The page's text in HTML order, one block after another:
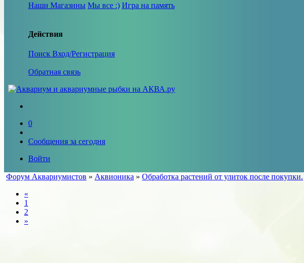
Наши Магазины Мы все :) Игра на память
Действия
Поиск Вход/Регистрация
Обратная связь
0
Сообщения за сегодня
Войти
Форум Аквариумистов » Аквионика » Обработка растений от улиток после покупки.
«
1
2
»